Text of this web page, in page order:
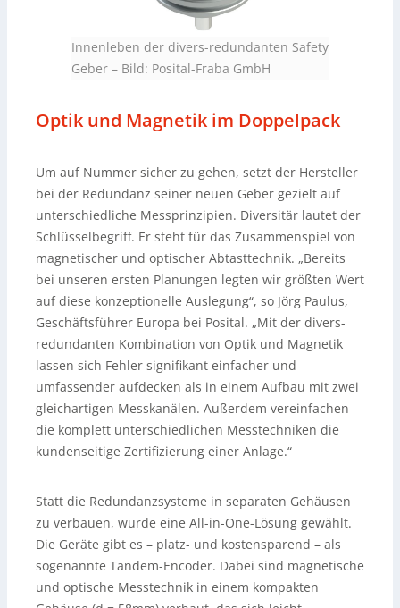
Innenleben der divers-redundanten Safety
Geber – Bild: Posital-Fraba GmbH
Optik und Magnetik im Doppelpack
Um auf Nummer sicher zu gehen, setzt der Hersteller
bei der Redundanz seiner neuen Geber gezielt auf
unterschiedliche Messprinzipien. Diversitär lautet der
Schlüsselbegriff. Er steht für das Zusammenspiel von
magnetischer und optischer Abtasttechnik. „Bereits
bei unseren ersten Planungen legten wir größten Wert
auf diese konzeptionelle Auslegung“, so Jörg Paulus,
Geschäftsführer Europa bei Posital. „Mit der divers-
redundanten Kombination von Optik und Magnetik
lassen sich Fehler signifikant einfacher und
umfassender aufdecken als in einem Aufbau mit zwei
gleichartigen Messkanälen. Außerdem vereinfachen
die komplett unterschiedlichen Messtechniken die
kundenseitige Zertifizierung einer Anlage.“
Statt die Redundanzsysteme in separaten Gehäusen
zu verbauen, wurde eine All-in-One-Lösung gewählt.
Die Geräte gibt es – platz- und kostensparend – als
sogenannte Tandem-Encoder. Dabei sind magnetische
und optische Messtechnik in einem kompakten